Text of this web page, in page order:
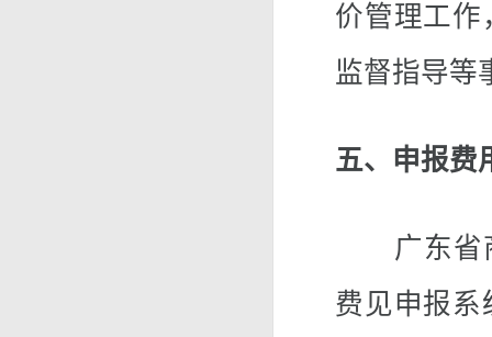
价管理工作
监督指导等
五、申报费
广东省商
费见申报系